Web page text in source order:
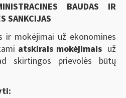
BAUDAS IR
SANKCIJAS
ir mokėjimai už ekonomines
atskirais mokėjimais už
skirtingos prievolės būtų